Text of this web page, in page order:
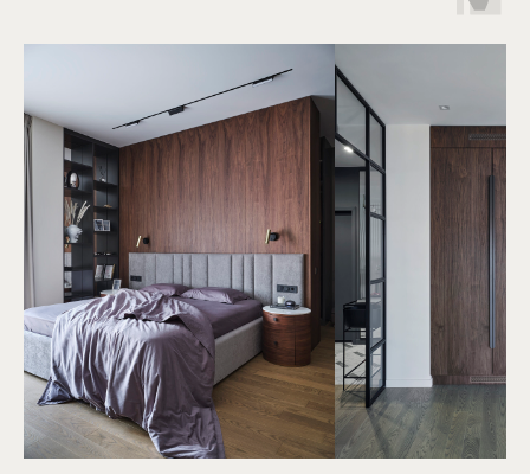
КОНТАКТЫ
Адрес: г. Москва, ул. Смоленская, д.10
пн – пт: с 10:00 до 21:00
сб – вс: с 11:00 до 19:00
Телефон:+7 (499) 290-78-67
Заранее предупредите нас о визите,
и мы позаботимся о парковке для вас
Более 10 монтажных бригад
Опыт работы более 25 лет
Сервисное обслуживание
Сотрудничество с дизайнерами
и архитекторами